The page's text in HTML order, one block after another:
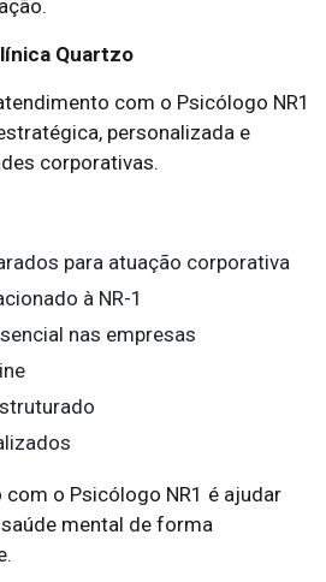
Quartzo
com o Psicólogo NR1
personalizada e
corporativas.
para atuação corporativa
à NR-1
nas empresas
o Psicólogo NR1 é ajudar
mental de forma